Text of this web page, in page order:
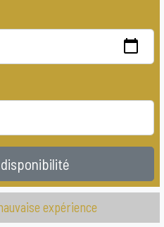
expérience